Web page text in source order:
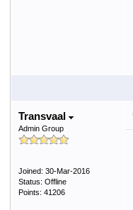
Transvaal
Admin Group
Joined: 30-Mar-2016
Status: Offline
Points: 41206